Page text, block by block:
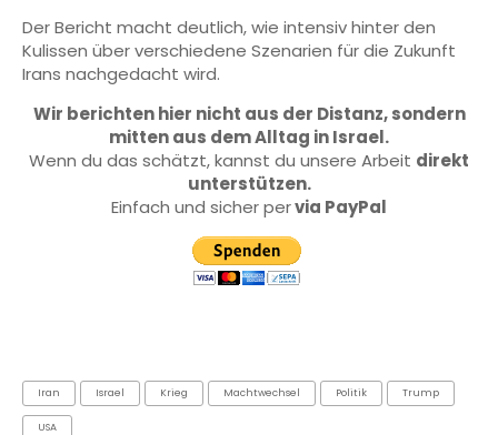
Der Bericht macht deutlich, wie intensiv hinter den
Kulissen über verschiedene Szenarien für die Zukunft
Irans nachgedacht wird.
Wir berichten hier nicht aus der Distanz, sondern
mitten aus dem Alltag in Israel.
Wenn du das schätzt, kannst du unsere Arbeit direkt
unterstützen.
Einfach und sicher pervia PayPal
Iran Israel Krieg Machtwechsel Politik Trump
USA